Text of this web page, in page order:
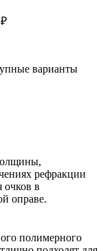
₽
варианты
рефракции
очков в
оправе.
полимерного